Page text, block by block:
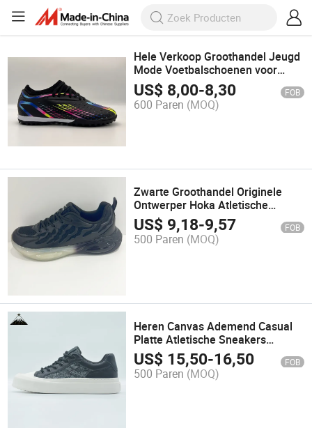
Hele Verkoop Groothandel Jeugd
Mode Voetbalschoenen voor
Mannen Mercurial Chuteira
Zapatillas Hombre Schuhe
Schoenen
US$ 8,00-8,30 FOB
600 Paren (MOQ)
Zwarte Groothandel Originele
Ontwerper Hoka Atletische
Sportschoenen voor Mannen
Aangepaste Yupoo Vietnam
Sneakers Zapatillas
US$ 9,18-9,57 FOB
500 Paren (MOQ)
Heren Canvas Ademend Casual
Platte Atletische Sneakers
Vrijetijd Comfort Schoenen
Chaussures Zapatos Deportivos
US$ 15,50-16,50 FOB
500 Paren (MOQ)